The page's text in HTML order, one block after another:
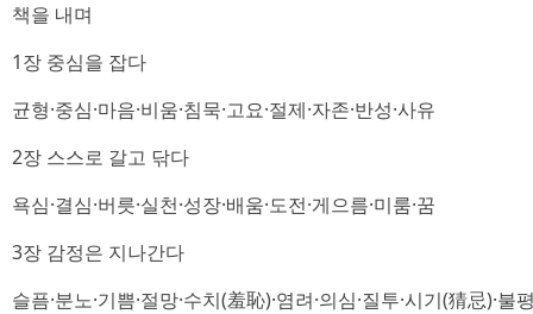
책을 내며
1장 중심을 잡다
균형·중심·마음·비움·침묵·고요·절제·자존·반성·사유
2장 스스로 갈고 닦다
욕심·결심·버릇·실천·성장·배움·도전·게으름·미룸·꿈
3장 감정은 지나간다
슬픔·분노·기쁨·절망·수치(羞恥)·염려·의심·질투·시기(猜忌)·불